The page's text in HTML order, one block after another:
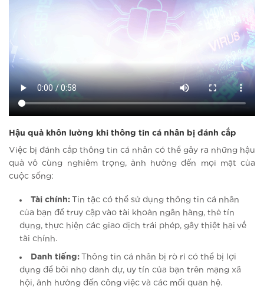
Hậu quả khôn lường khi thông tin cá nhân bị đánh cắp
Việc bị đánh cắp thông tin cá nhân có thể gây ra những hậu
quả vô cùng nghiêm trọng, ảnh hưởng đến mọi mặt của
cuộc sống:
Tài chính: Tin tặc có thể sử dụng thông tin cá nhân
của bạn để truy cập vào tài khoản ngân hàng, thẻ tín
dụng, thực hiện các giao dịch trái phép, gây thiệt hại về
tài chính.
Danh tiếng: Thông tin cá nhân bị rò rỉ có thể bị lợi
dụng để bôi nhọ danh dự, uy tín của bạn trên mạng xã
hội, ảnh hưởng đến công việc và các mối quan hệ.